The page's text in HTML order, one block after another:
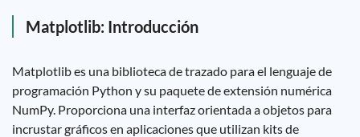
Matplotlib: Introducción
Matplotlib es una biblioteca de trazado para el lenguaje de
programación Python y su paquete de extensión numérica
NumPy. Proporciona una interfaz orientada a objetos para
incrustar gráficos en aplicaciones que utilizan kits de